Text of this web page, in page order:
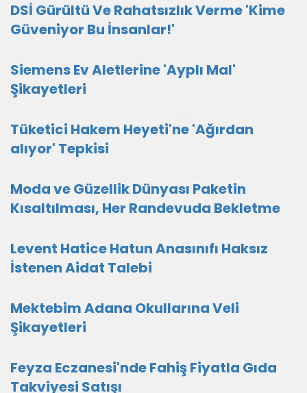
DSİ Gürültü Ve Rahatsızlık Verme 'Kime
Güveniyor Bu İnsanlar!'
Siemens Ev Aletlerine 'Ayplı Mal'
Şikayetleri
Tüketici Hakem Heyeti'ne 'Ağırdan
alıyor' Tepkisi
Moda ve Güzellik Dünyası Paketin
Kısaltılması, Her Randevuda Bekletme
Levent Hatice Hatun Anasınıfı Haksız
İstenen Aidat Talebi
Mektebim Adana Okullarına Veli
Şikayetleri
Feyza Eczanesi'nde Fahiş Fiyatla Gıda
Takviyesi Satışı